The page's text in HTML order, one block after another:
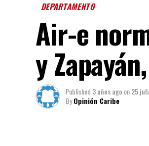
DEPARTAMENTO
Air-e
y
Published 3 años ago on25
ByOpinión Caribe